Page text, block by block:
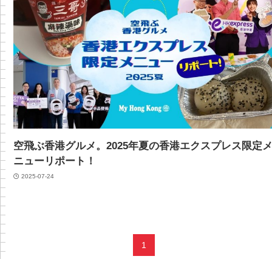
空飛ぶ香港グルメ。2025年夏の香港エクスプレス限定
ニューリポート！
2025-07-24
1